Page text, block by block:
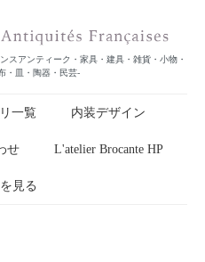
スアンティーク・家具・建具・雑貨・小物・
・皿・陶器・民芸-
一覧 内装デザイン
せ L'atelier Brocante HP
見る